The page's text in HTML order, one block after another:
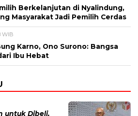
Berkelanjutan di Nyalindung,
Masyarakat Jadi Pemilih Cerdas
WIB
Karno, Ono Surono: Bangsa
Ibu Hebat
untuk Dibeli,